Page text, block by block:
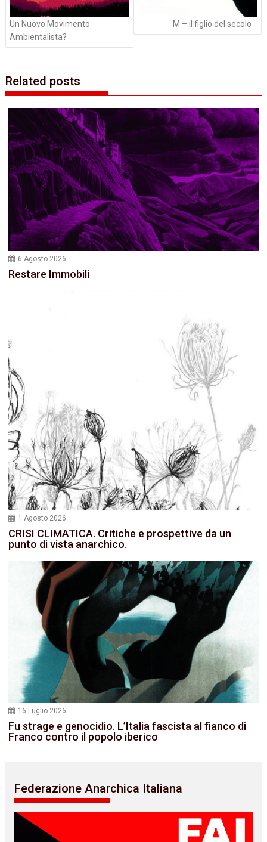
Un Nuovo Movimento
Ambientalista?
M – il figlio del secolo
Related posts
6 Agosto 2026
Restare Immobili
1 Agosto 2026
CRISI CLIMATICA. Critiche e prospettive da un
punto di vista anarchico.
16 Luglio 2026
Fu strage e genocidio. L’Italia fascista al fianco di
Franco contro il popolo iberico
Federazione Anarchica Italiana